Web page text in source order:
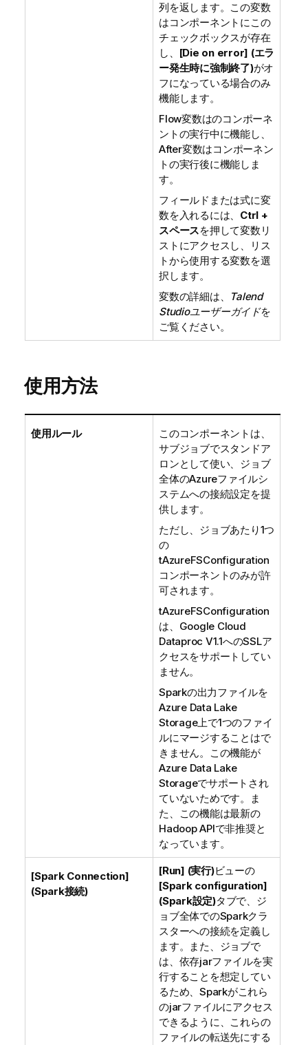
列を返します。この変数
はコンポーネントにこの
チェックボックスが存在
し、 [Die on error] (エラ
ー発生時に強制終了)がオ
フになっている場合のみ
機能します。
Flow変数はのコンポーネ
ントの実行中に機能し、
After変数はコンポーネン
トの実行後に機能しま
す。
フィールドまたは式に変
数を入れるには、 Ctrl +
スペースを押して変数リ
ストにアクセスし、リス
トから使用する変数を選
択します。
変数の詳細は、
Talend
Studioユーザーガイドを
ご覧ください。
使用方法
使用ルール
このコンポーネントは、
サブジョブでスタンドア
ロンとして使い、ジョブ
全体のAzureファイルシ
ステムへの接続設定を提
供します。
ただし、ジョブあたり1つ
の
tAzureFSConfiguration
コンポーネントのみが許
可されます。
tAzureFSConfiguration
は、Google Cloud
Dataproc V1.1へのSSLア
クセスをサポートしてい
ません。
Sparkの出力ファイルを
Azure Data Lake
Storage上で1つのファイ
ルにマージすることはで
きません。この機能が
Azure Data Lake
Storageでサポートされ
ていないためです。ま
た、この機能は最新の
Hadoop APIで非推奨と
なっています。
[Spark Connection]
(Spark接続)
[Run] (実行)ビューの
[Spark configuration]
(Spark設定)タブで、ジ
ョブ全体でのSparkクラ
スターへの接続を定義し
ます。また、ジョブで
は、依存jarファイルを実
行することを想定してい
るため、Sparkがこれら
のjarファイルにアクセス
できるように、これらの
ファイルの転送先にする